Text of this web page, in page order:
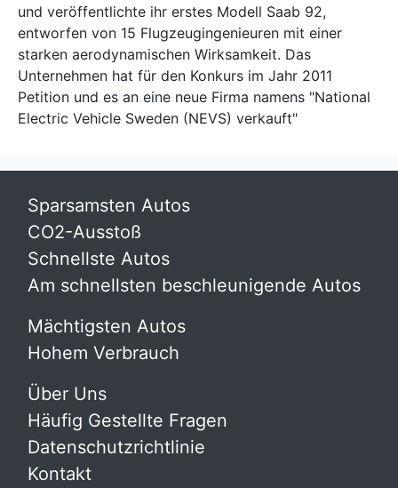
und veröffentlichte ihr erstes Modell Saab 92,
entworfen von 15 Flugzeugingenieuren mit einer
starken aerodynamischen Wirksamkeit. Das
Unternehmen hat für den Konkurs im Jahr 2011
Petition und es an eine neue Firma namens "National
Electric Vehicle Sweden (NEVS) verkauft"
Sparsamsten Autos
CO2-Ausstoß
Schnellste Autos
Am schnellsten beschleunigende Autos
Mächtigsten Autos
Hohem Verbrauch
Über Uns
Häufig Gestellte Fragen
Datenschutzrichtlinie
Kontakt